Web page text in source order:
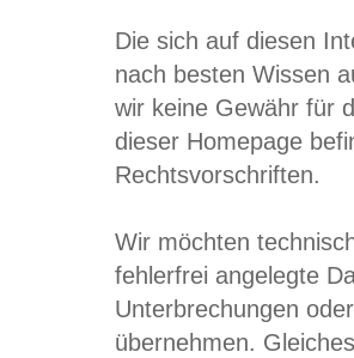
Die sich auf diesen
nach besten Wissen
wir keine Gewähr für
dieser Homepage
Rechtsvorschriften.
Wir möchten
fehlerfrei angelegte
Unterbrechungen
übernehmen.